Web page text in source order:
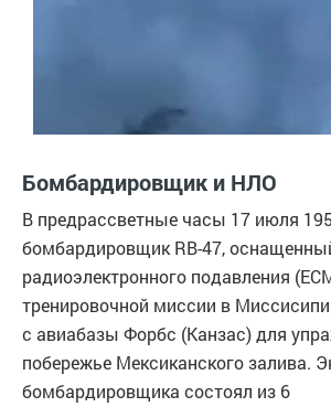
Бомбардировщик и НЛО
В предрассветные часы 17 июля
бомбардировщик RB-47,
радиоэлектронного подавления
тренировочной миссии в
с авиабазы Форбс (Канзас) для
побережье Мексиканского залива.
бомбардировщика состоял из 6